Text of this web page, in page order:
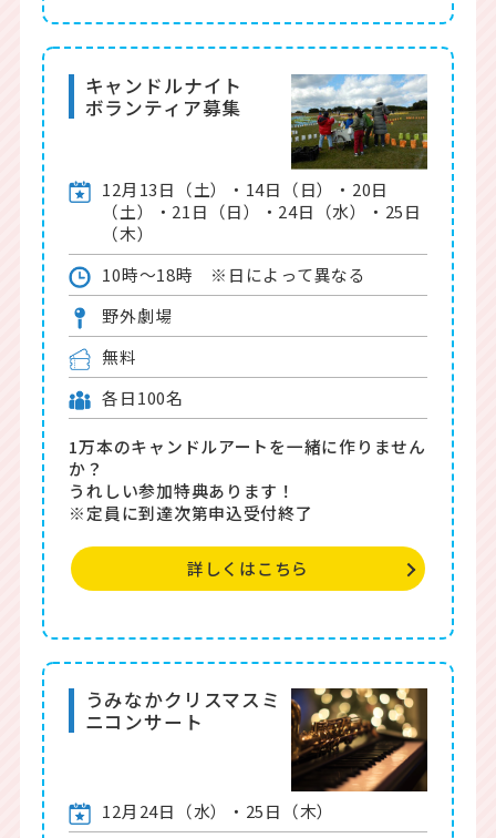
キャンドルナイト
ボランティア募集
12月13日（土）・14日（日）・20日
（土）・21日（日）・24日（水）・25日
（木）
10時～18時 ※日によって異なる
野外劇場
無料
各日100名
1万本のキャンドルアートを一緒に作りません
か？
うれしい参加特典あります！
※定員に到達次第申込受付終了
詳しくはこちら
うみなかクリスマスミ
ニコンサート
12月24日（水）・25日（木）